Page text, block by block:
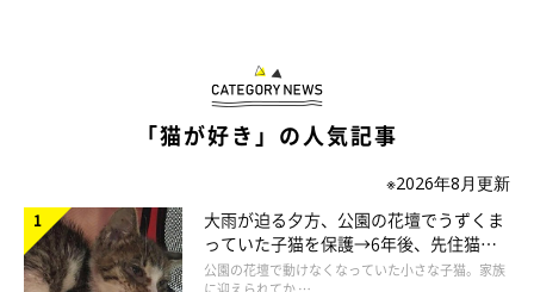
お風呂掃除の様子を見守ってくれるちくわくんのおかげで、面倒
な掃除が楽しくなりそうですね！「猫が好き」の人気記事
※2026年8月更新
大雨が迫る夕方、公園の花壇でうずくま
っていた子猫を保護→6年後、先住猫
と“姉妹”のような関係に
公園の花壇で動けなくなっていた小さな子猫。家族